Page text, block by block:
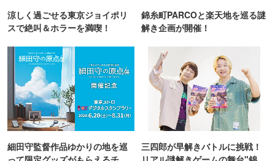
涼しく過ごせる東京ジョイポリ
スで絶叫＆ホラーを満喫！
錦糸町PARCOと楽天地を巡る謎
解き企画が開催！
細田守監督作品ゆかりの地を巡
三四郎が早解きバトルに挑戦！